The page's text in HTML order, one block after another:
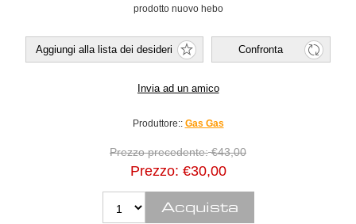
prodotto nuovo hebo
Produttore:: Gas Gas
Prezzo precedente: €43,00
Prezzo: €30,00